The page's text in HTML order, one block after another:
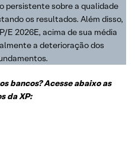
persistente sobre a qualidade
os resultados. Além disso,
E 2026E, acima de sua média
a deterioração dos
bancos? Acesse abaixo as
da XP: